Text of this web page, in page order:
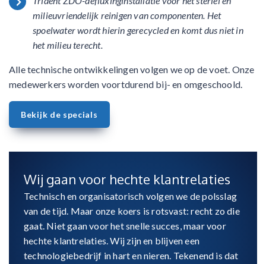
milieuvriendelijk reinigen van componenten. Het
spoelwater wordt hierin gerecycled en komt dus niet in
het milieu terecht.
Alle technische ontwikkelingen volgen we op de voet. Onze
medewerkers worden voortdurend bij- en omgeschoold.
Bekijk de specials
Wij gaan voor hechte klantrelaties
Technisch en organisatorisch volgen we de polsslag
van de tijd. Maar onze koers is rotsvast: recht zo die
gaat. Niet gaan voor het snelle succes, maar voor
hechte klantrelaties. Wij zijn en blijven een
technologiebedrijf in hart en nieren. Tekenend is dat